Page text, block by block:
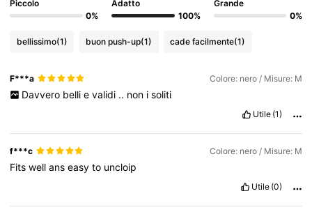
71K Follower
4.83 71K Follower
4.83
Piccolo
0%
Adatto
100%
Grande
0%
bellissimo(1) buon push-up(1) cade facilmente(1)
F***a Colore: nero / Misure: M
Davvero belli e validi .. non i soliti
Utile (1)
f***c Colore: nero / Misure: M
Fitswellanseasyto uncloip
Utile (0)